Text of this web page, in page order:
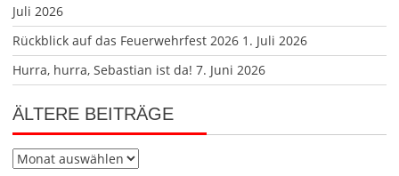
Juli 2026
Rückblick auf das Feuerwehrfest 2026 1. Juli 2026
Hurra, hurra, Sebastian ist da! 7. Juni 2026
ÄLTERE BEITRÄGE
Ältere